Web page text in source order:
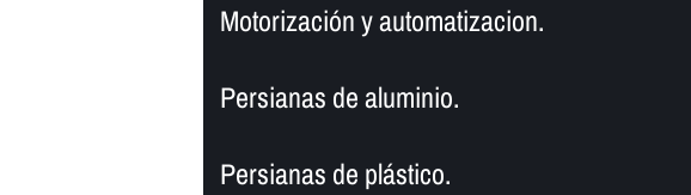
Motorización y automatizacion.
Persianas de aluminio.
Persianas de plástico.